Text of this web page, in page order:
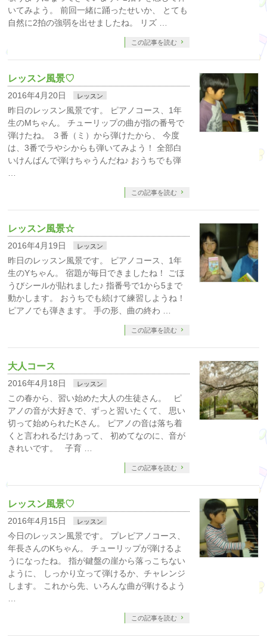
いてみよう。 前回一緒に踊ったせいか、 とても
自然に2拍の強弱を出せましたね。 リズ …
この記事を読む
レッスン風景♡
2016年4月20日 レッスン
昨日のレッスン風景です。 ピアノコース、1年
生のMちゃん。 チューリップの曲が指の番号で
弾けたね。 ３番（ミ）から弾けたから、 今度
は、3番でラやシからも弾いてみよう！ 全部白
いけんばんで弾けちゃうんだね♪ おうちでも弾
この記事を読む
レッスン風景☆
2016年4月19日 レッスン
昨日のレッスン風景です。 ピアノコース、1年
生のYちゃん。 宿題が毎日できましたね！ ごほ
うびシールが貼れました♪ 指番号で1から5まで
動かします。 おうちでも続けて練習しようね！
ピアノでも弾きます。 手の形、曲の終わ …
この記事を読む
大人コース
2016年4月18日 レッスン
この春から、習い始めた大人の生徒さん。 ピ
アノの音が大好きで、ずっと習いたくて、 思い
切って始められたKさん。 ピアノの音は落ち着
くと言われるだけあって、 初めてなのに、音が
きれいです。 子育 …
この記事を読む
レッスン風景♡
2016年4月15日 レッスン
今日のレッスン風景です。 プレピアノコース、
年長さんのKちゃん。 チューリップが弾けるよ
うになったね。 指が鍵盤の崖から落っこちない
ように、 しっかり立って弾けるか、チャレンジ
します。 これから先、いろんな曲が弾けるよう
この記事を読む